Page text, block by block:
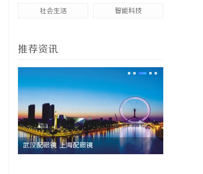
社会生活 智能科技
推荐资讯
武汉配眼镜 上海配眼镜